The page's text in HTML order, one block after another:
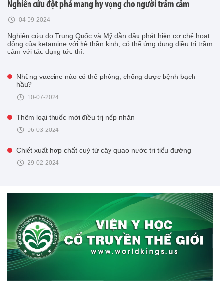
Nghiên cứu đột phá mang hy vọng cho người trầm cảm
04-09-2024
Nghiên cứu do Trung Quốc và Mỹ dẫn đầu phát hiện cơ chế hoạt
động của ketamine với hệ thần kinh, có thể ứng dụng điều trị trầm
cảm với tác dụng tức thì.
Những vaccine nào có thể phòng, chống được bệnh bạch
hầu?
10-07-2024
Thêm loại thuốc mới điều trị nếp nhăn
06-03-2024
Chiết xuất hợp chất quý từ cây quao nước trị tiểu đường
29-02-2024